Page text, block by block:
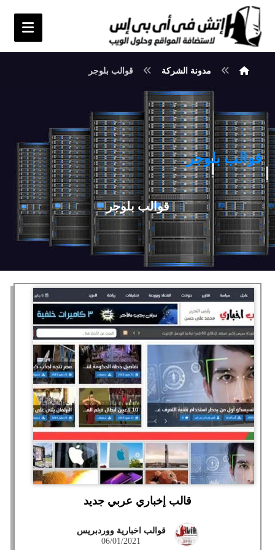
مدونة الشركة قوالب بلوجر
قوالب بلوجر
قوالب بلوجر
قالب إخباري عربي جديد
قوالب اخبارية ووردبريس
06/01/2021